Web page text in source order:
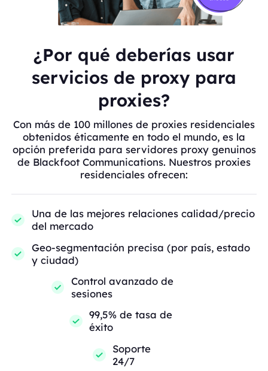
¿Por qué deberías usar
servicios de proxy para
proxies?
Con más de 100 millones de proxies residenciales
obtenidos éticamente en todo el mundo, es la
opción preferida para servidores proxy genuinos
de Blackfoot Communications. Nuestros proxies
residenciales ofrecen:
Una de las mejores relaciones calidad/precio
del mercado
Geo-segmentación precisa (por país, estado
y ciudad)
Control avanzado de
sesiones
99,5% de tasa de
éxito
Soporte
24/7